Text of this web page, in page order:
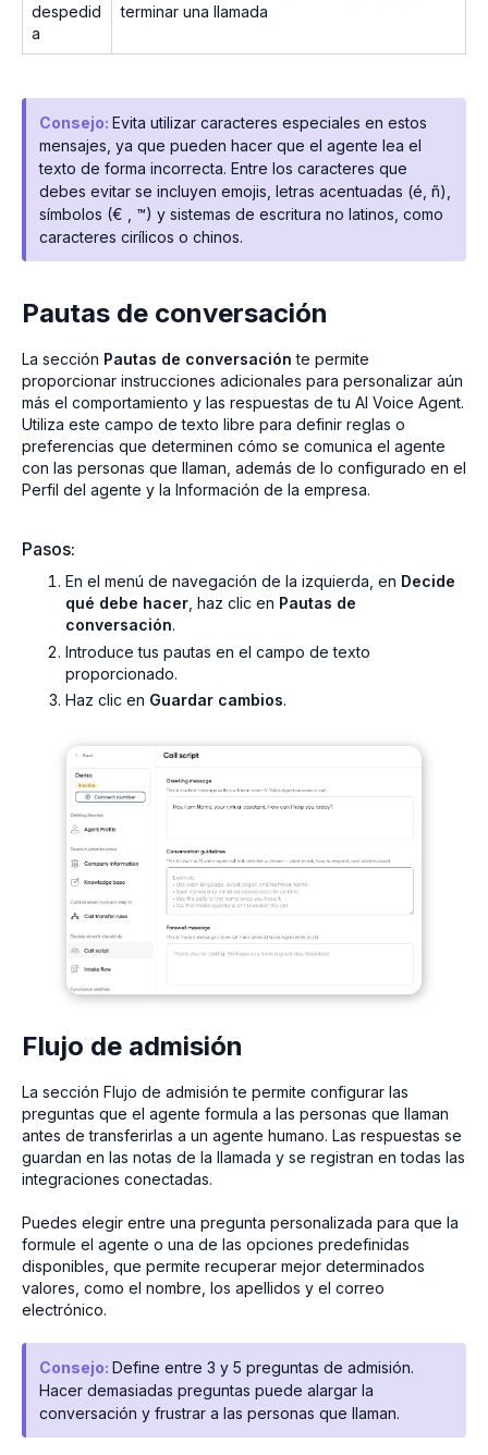
despedid
a
terminar una llamada
Consejo: Evita utilizar caracteres especiales en estos
mensajes, ya que pueden hacer que el agente lea el
texto de forma incorrecta. Entre los caracteres que
debes evitar se incluyen emojis, letras acentuadas (é, ñ),
símbolos (€ , ™) y sistemas de escritura no latinos, como
caracteres cirílicos o chinos.
Pautas de conversación
La sección Pautas de conversación te permite
proporcionar instrucciones adicionales para personalizar aún
más el comportamiento y las respuestas de tu AI Voice Agent.
Utiliza este campo de texto libre para definir reglas o
preferencias que determinen cómo se comunica el agente
con las personas que llaman, además de lo configurado en el
Perfil del agente y la Información de la empresa.
Pasos:
En el menú de navegación de la izquierda, en Decide
qué debe hacer , haz clic en Pautas de
conversación.
Introduce tus pautas en el campo de texto
proporcionado.
Haz clic en Guardar cambios.
Flujo de admisión
La sección Flujo de admisión te permite configurar las
preguntas que el agente formula a las personas que llaman
antes de transferirlas a un agente humano. Las respuestas se
guardan en las notas de la llamada y se registran en todas las
integraciones conectadas.
Puedes elegir entre una pregunta personalizada para que la
formule el agente o una de las opciones predefinidas
disponibles, que permite recuperar mejor determinados
valores, como el nombre, los apellidos y el correo
electrónico.
Consejo: Define entre 3 y 5 preguntas de admisión.
Hacer demasiadas preguntas puede alargar la
conversación y frustrar a las personas que llaman.